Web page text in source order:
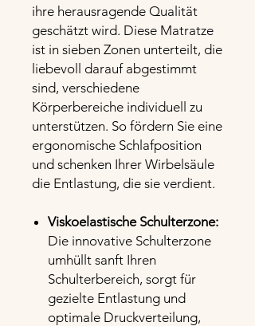
ihre herausragende Qualität
geschätzt wird. Diese Matratze
ist in sieben Zonen unterteilt, die
liebevoll darauf abgestimmt
sind, verschiedene
Körperbereiche individuell zu
unterstützen. So fördern Sie eine
ergonomische Schlafposition
und schenken Ihrer Wirbelsäule
die Entlastung, die sie verdient.
Viskoelastische Schulterzone:
Die innovative Schulterzone
umhüllt sanft Ihren
Schulterbereich, sorgt für
gezielte Entlastung und
optimale Druckverteilung,